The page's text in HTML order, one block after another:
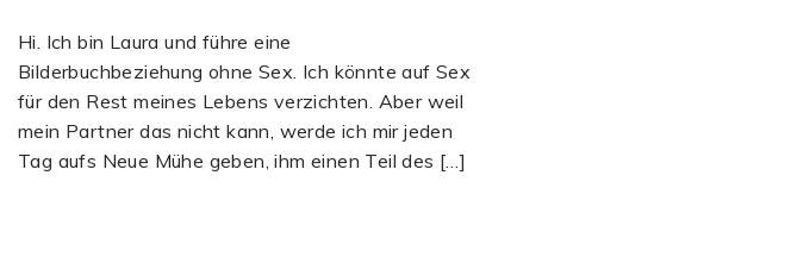
Hi. Ich bin Laura und führe eine
Bilderbuchbeziehung ohne Sex. Ich könnte auf Sex
für den Rest meines Lebens verzichten. Aber weil
mein Partner das nicht kann, werde ich mir jeden
Tag aufs Neue Mühe geben, ihm einen Teil des […]